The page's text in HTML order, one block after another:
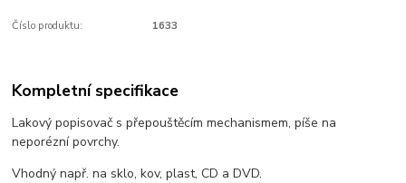
Číslo produktu: 1633
Kompletní specifikace
Lakový popisovač s přepouštěcím mechanismem, píše na
neporézní povrchy.
Vhodný např. na sklo, kov, plast, CD a DVD.